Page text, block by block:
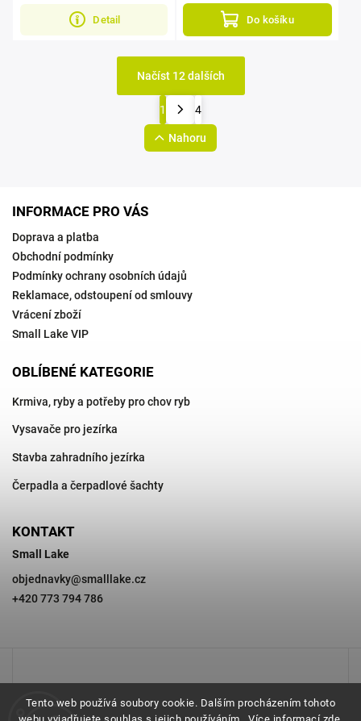
Tento web používá soubory cookie. Dalším procházením tohoto
Detail Do košíku
Načíst 12 dalších
1 4
Nahoru
INFORMACE PRO VÁS
Doprava a platba
Obchodní podmínky
Podmínky ochrany osobních údajů
Reklamace, odstoupení od smlouvy
Vrácení zboží
Small Lake VIP
OBLÍBENÉ KATEGORIE
Krmiva, ryby a potřeby pro chov ryb
Vysavače pro jezírka
Stavba zahradního jezírka
Čerpadla a čerpadlové šachty
KONTAKT
Small Lake
objednavky@smalllake.cz
+420 773 794 786